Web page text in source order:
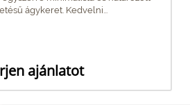
ágykeret. Kedvelni...
ajánlatot